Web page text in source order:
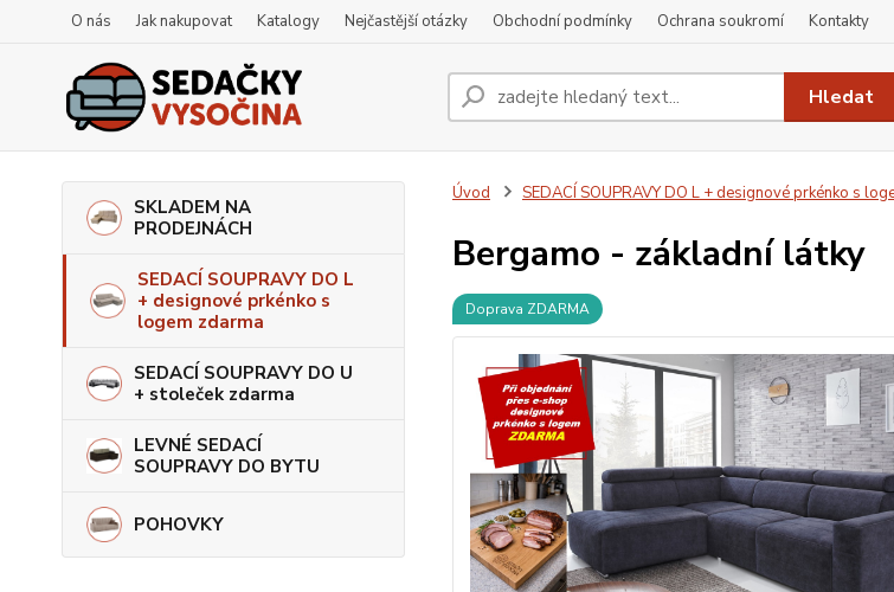
O nás Jak nakupovat Katalogy Nejčastější otázky Obchodní podmínky Ochrana soukromí Kontakty
Hledat
SKLADEM NA
PRODEJNÁCH
SEDACÍ SOUPRAVY DO L
+ designové prkénko s
logem zdarma
SEDACÍ SOUPRAVY DO U
+ stoleček zdarma
LEVNÉ SEDACÍ
SOUPRAVY DO BYTU
POHOVKY
Úvod SEDACÍ SOUPRAVY DO L + designové prkénko s
Bergamo - základní látky
Doprava ZDARMA